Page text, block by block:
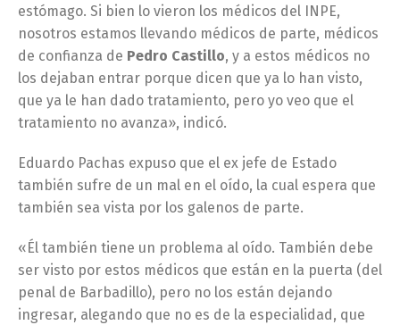
estómago. Si bien lo vieron los médicos del INPE,
nosotros estamos llevando médicos de parte, médicos
de confianza de Pedro Castillo, y a estos médicos no
los dejaban entrar porque dicen que ya lo han visto,
que ya le han dado tratamiento, pero yo veo que el
tratamiento no avanza», indicó.
Eduardo Pachas expuso que el ex jefe de Estado
también sufre de un mal en el oído, la cual espera que
también sea vista por los galenos de parte.
«Él también tiene un problema al oído. También debe
ser visto por estos médicos que están en la puerta (del
penal de Barbadillo), pero no los están dejando
ingresar, alegando que no es de la especialidad, que